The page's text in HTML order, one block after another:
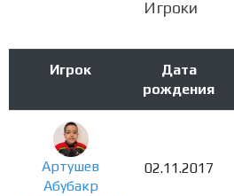
Игроки
Игрок
Дата
рождения
Артушев
Абубакр
02.11.2017